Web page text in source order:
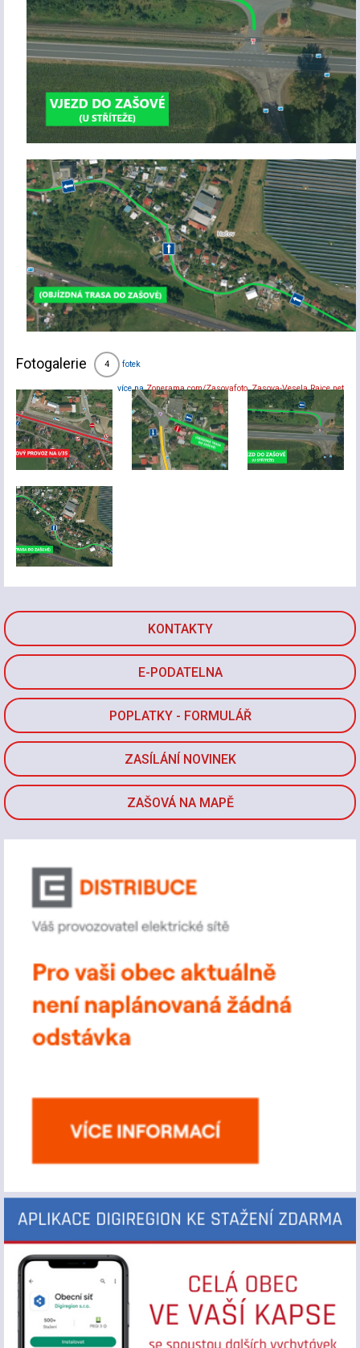
KONTAKTY
E-PODATELNA
POPLATKY - FORMULÁŘ
ZASÍLÁNÍ NOVINEK
ZAŠOVÁ NA MAPĚ
Fotogalerie 4 fotek
více naZonerama.com/Zasovafoto,Zasova-Vesela.Rajce.net